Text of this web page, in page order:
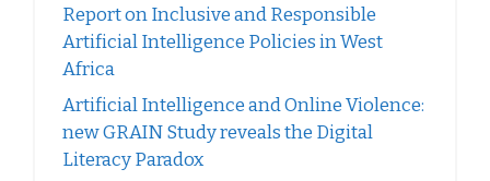
Report on Inclusive and Responsible
Artificial Intelligence Policies in West
Africa
Artificial Intelligence and Online Violence:
new GRAIN Study reveals the Digital
Literacy Paradox